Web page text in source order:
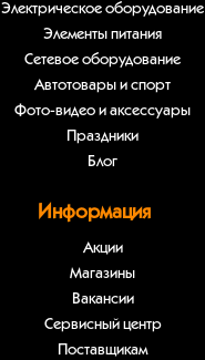
Электрическое оборудование
Элементы питания
Сетевое оборудование
Автотовары и спорт
Фото-видео и аксессуары
Праздники
Блог
Информация
Акции
Магазины
Вакансии
Сервисный центр
Поставщикам